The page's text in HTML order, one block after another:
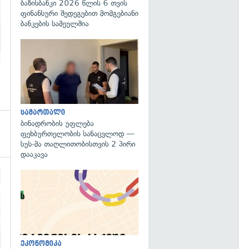
ბაზისბანკი 2026 წლის 6 თვის
ფინანსური შედეგებით მომგებიანი
ბანკების სამეულშია
სამართალი
ბინადრობის უფლება
ფეხბურთელობის სანაცვლოდ —
სუს-მა თაღლითობისთვის 2 პირი
დააკავა
ეკონომიკა